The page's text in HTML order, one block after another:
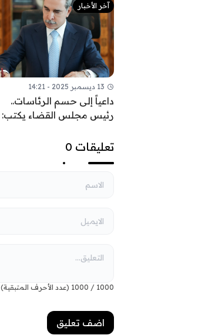
آخر الأخبار
13 ديسمبر 2025 - 14:21
داعياً إلى حسم الرئاسات..
رئيس مجلس القضاء يكتب:
تعليقات 0
1000
/
1000 (عدد الأحرف المتبقية)